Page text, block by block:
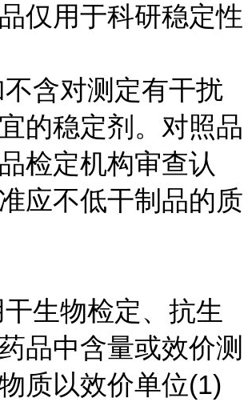
仅用于科研稳定性
含对测定有干扰
的稳定剂。对照品
检定机构审查认
应不低干制品的质
生物检定、抗生
品中含量或效价测
质以效价单位(1)